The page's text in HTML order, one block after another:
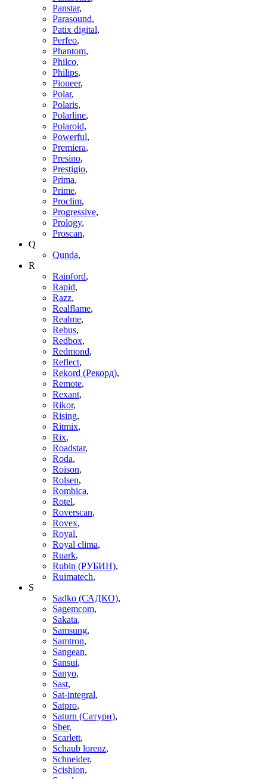
Panstar,
Parasound,
Patix digital,
Perfeo,
Phantom,
Philco,
Philips,
Pioneer,
Polar,
Polaris,
Polarline,
Polaroid,
Powerful,
Premiera,
Presino,
Prestigio,
Prima,
Prime,
Proclim,
Progressive,
Prology,
Proscan,
Q
Qunda,
R
Rainford,
Rapid,
Razz,
Realflame,
Realme,
Rebus,
Redbox,
Redmond,
Reflect,
Rekord (Рекорд),
Remote,
Rexant,
Rikor,
Rising,
Ritmix,
Rix,
Roadstar,
Roda,
Roison,
Rolsen,
Rombica,
Rotel,
Roverscan,
Rovex,
Royal,
Royal clima,
Ruark,
Rubin (РУБИН),
Ruimatech,
S
Sadko (САДКО),
Sagemcom,
Sakata,
Samsung,
Samtron,
Sangean,
Sansui,
Sanyo,
Sast,
Sat-integral,
Satpro,
Saturn (Сатурн),
Sber,
Scarlett,
Schaub lorenz,
Schneider,
Scishion,